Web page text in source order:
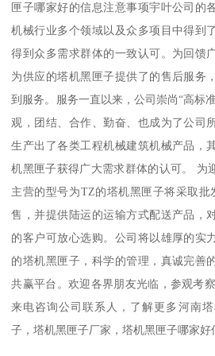
匣子哪家好的信息注意事项宇叶公司的
机械行业多个领域以及众多项目中得到
得到众多需求群体的一致认可。为回馈
为供应的塔机黑匣子提供了的售后服务
到服务。服务一直以来，公司崇尚“高标
观，团结、合作、勤奋、也成为了公司
生产出了各类工程机械建筑机械产品，
机黑匣子获得广大需求群体的认可。 为
主营的型号为TZ的塔机黑匣子将采取
售，并提供陆运的运输方式配送产品，
的客户可放心选购。公司将以雄厚的实
的塔机黑匣子，科学的管理，真诚完善
共赢平台。欢迎各界朋友光临，参观考
来电咨询公司联系人，了解更多河南
子，塔机黑匣子厂家，塔机黑匣子哪家好